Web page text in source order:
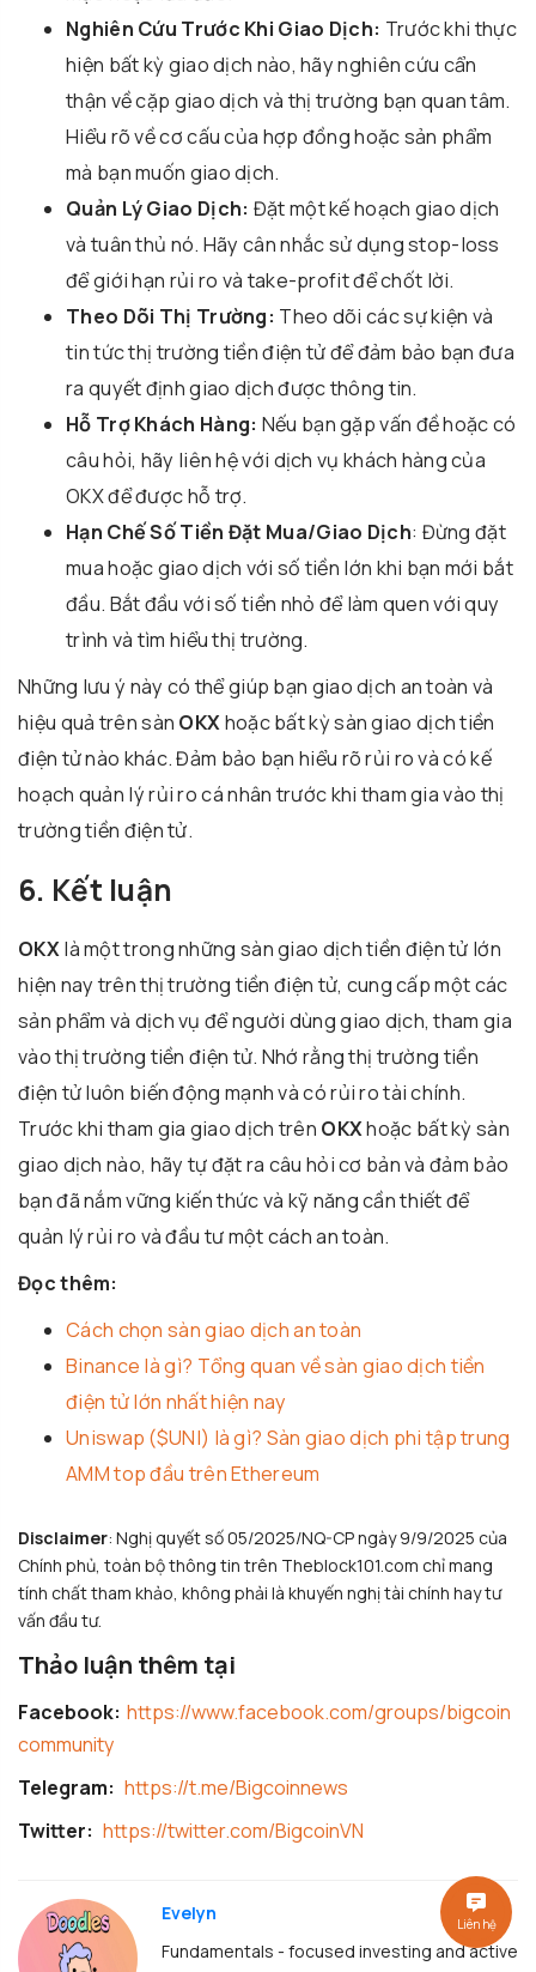
Nghiên Cứu Trước Khi Giao Dịch: Trước khi thực
hiện bất kỳ giao dịch nào, hãy nghiên cứu cẩn
thận về cặp giao dịch và thị trường bạn quan tâm.
Hiểu rõ về cơ cấu của hợp đồng hoặc sản phẩm
mà bạn muốn giao dịch.
Quản Lý Giao Dịch: Đặt một kế hoạch giao dịch
và tuân thủ nó. Hãy cân nhắc sử dụng stop-loss
để giới hạn rủi ro và take-profit để chốt lời.
Theo Dõi Thị Trường: Theo dõi các sự kiện và
tin tức thị trường tiền điện tử để đảm bảo bạn đưa
ra quyết định giao dịch được thông tin.
Hỗ Trợ Khách Hàng: Nếu bạn gặp vấn đề hoặc có
câu hỏi, hãy liên hệ với dịch vụ khách hàng của
OKX để được hỗ trợ.
Hạn Chế Số Tiền Đặt Mua/Giao Dịch: Đừng đặt
mua hoặc giao dịch với số tiền lớn khi bạn mới bắt
đầu. Bắt đầu với số tiền nhỏ để làm quen với quy
trình và tìm hiểu thị trường.
Những lưu ý này có thể giúp bạn giao dịch an toàn và
hiệu quả trên sàn OKXhoặc bất kỳ sàn giao dịch tiền
điện tử nào khác. Đảm bảo bạn hiểu rõ rủi ro và có kế
hoạch quản lý rủi ro cá nhân trước khi tham gia vào thị
trường tiền điện tử.
6. Kết luận
OKXlà một trong những sàn giao dịch tiền điện tử lớn
hiện nay trên thị trường tiền điện tử, cung cấp một các
sản phẩm và dịch vụ để người dùng giao dịch, tham gia
vào thị trường tiền điện tử. Nhớ rằng thị trường tiền
điện tử luôn biến động mạnh và có rủi ro tài chính.
Trước khi tham gia giao dịch trên OKXhoặc bất kỳ sàn
giao dịch nào, hãy tự đặt ra câu hỏi cơ bản và đảm bảo
bạn đã nắm vững kiến thức và kỹ năng cần thiết để
quản lý rủi ro và đầu tư một cách an toàn.
Đọc thêm:
Cách chọn sàn giao dịch an toàn
Binance là gì? Tổng quan về sàn giao dịch tiền
điện tử lớn nhất hiện nay
Uniswap ($UNI) là gì? Sàn giao dịch phi tập trung
AMM top đầu trên Ethereum
Disclaimer: Nghị quyết số 05/2025/NQ-CP ngày 9/9/2025 của
Chính phủ, toàn bộ thông tin trên Theblock101.com chỉ mang
tính chất tham khảo, không phải là khuyến nghị tài chính hay tư
vấn đầu tư.
Thảo luận thêm tại
Facebook: https://www.facebook.com/groups/bigcoin
community
Telegram: https://t.me/Bigcoinnews
Twitter: https://twitter.com/BigcoinVN
Evelyn
Fundamentals - focused investing and active
Liên hệ